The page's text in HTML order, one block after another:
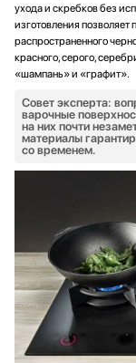
ухода и скребков без
изготовления позволяет
распространенного
красного, серого,
«шампань» и «графит».
Совет эксперта:
варочные
на них почти
материалы
со временем.